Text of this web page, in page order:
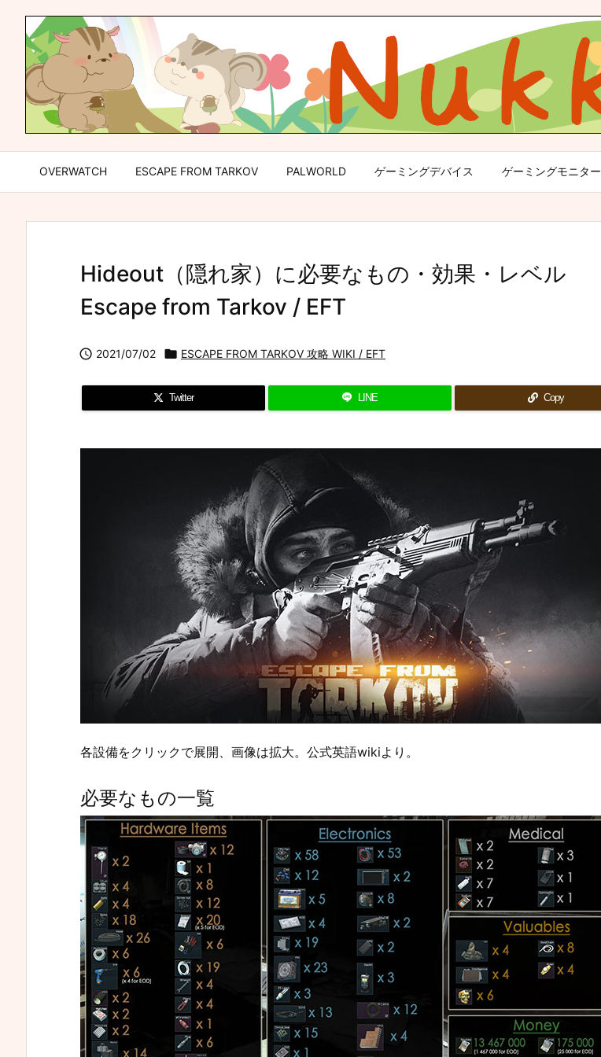
OVERWATCH ESCAPE FROM TARKOV PALWORLD ゲーミングデバイス ゲーミングモニター
Hideout（隠れ家）に必要なもの・効果・レベル
Escape from Tarkov / EFT
 2021/07/02  ESCAPE FROM TARKOV 攻略 WIKI / EFT
Twitter LINE Copy
各設備をクリックで展開、画像は拡大。公式英語wikiより。
必要なもの一覧